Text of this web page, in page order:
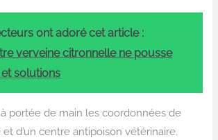
ont adoré cet article :
verveine citronnelle ne pousse
solutions
portée de main les coordonnées de
d’un centre antipoison vétérinaire.